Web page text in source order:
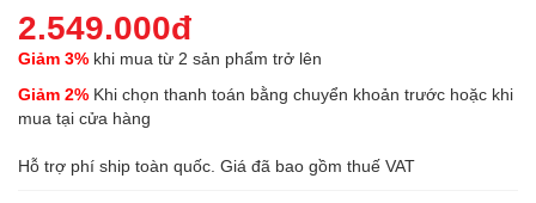
2.549.000đ
Giảm 3% khi mua từ 2 sản phẩm trở lên
Giảm 2% Khi chọn thanh toán bằng chuyển khoản trước hoặc khi
mua tại cửa hàng
Hỗ trợ phí ship toàn quốc. Giá đã bao gồm thuế VAT